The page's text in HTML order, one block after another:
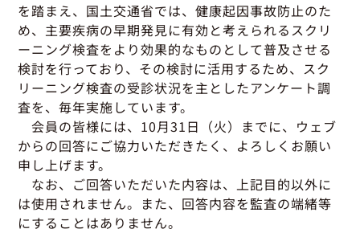
巡回指導について
運行管理者・整備管理者
適正化だより
初任運転者特別指導教育
グッドラーニング
運送申込・書面化アプリ
利用申し込み
活動報告・協会報
貸出用ビデオライブラリ
会員メール登録・会員情報変更
保有車両台数変更
一般の皆さまへ ▼
トラック輸送の役割
緑ナンバートラックとは
Gマークとは
引越安心マークとは
協会の活動
入会のご案内
プライバシーポリシー
お問い合わせ
を踏まえ、国土交通省では、健康起因事故防止のた
め、主要疾病の早期発見に有効と考えられるスクリ
ーニング検査をより効果的なものとして普及させる
検討を行っており、その検討に活用するため、スク
リーニング検査の受診状況を主としたアンケート調
査を、毎年実施しています。
会員の皆様には、10月31日（火）までに、ウェブ
からの回答にご協力いただきたく、よろしくお願い
申し上げます。
なお、ご回答いただいた内容は、上記目的以外に
は使用されません。また、回答内容を監査の端緒等
にすることはありません。